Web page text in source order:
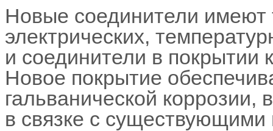
Новые соединители имеют
электрических,
и соединители в покрытии
Новое покрытие
гальванической коррозии,
в связке с существующими